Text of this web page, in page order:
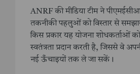
ANRF की मीडिया टीम ने
तकनीकी पहलुओं को विस्तार से
किस प्रकार यह योजना शोधकर्ताओं
स्वतंत्रता प्रदान करती है, जिससे वे
नई ऊँचाइयों तक ले जा सकें।